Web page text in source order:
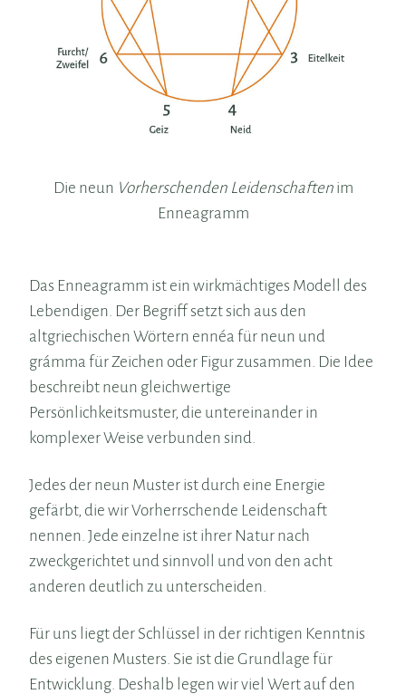
Die neun Vorherschenden Leidenschaftenim
Enneagramm
Das Enneagramm ist ein wirkmächtiges Modell des
Lebendigen. Der Begriff setzt sich aus den
altgriechischen Wörtern ennéa für neun und
grámma für Zeichen oder Figur zusammen. Die Idee
beschreibt neun gleichwertige
Persönlichkeitsmuster, die untereinander in
komplexer Weise verbunden sind.
Jedes der neun Muster ist durch eine Energie
gefärbt, die wir Vorherrschende Leidenschaft
nennen. Jede einzelne ist ihrer Natur nach
zweckgerichtet und sinnvoll und von den acht
anderen deutlich zu unterscheiden.
Für uns liegt der Schlüssel in der richtigen Kenntnis
des eigenen Musters. Sie ist die Grundlage für
Entwicklung. Deshalb legen wir viel Wert auf den